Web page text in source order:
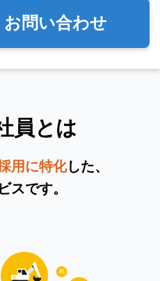
問い合わせ
員とは
用に特化した、
スです。